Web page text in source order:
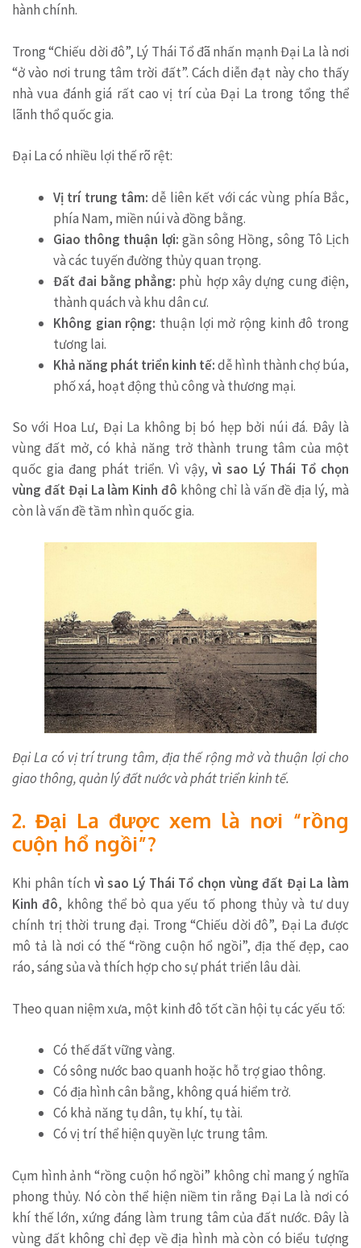
hành chính.
Trong “Chiếu dời đô”, Lý Thái Tổ đã nhấn mạnh Đại La là nơi
“ở vào nơi trung tâm trời đất”. Cách diễn đạt này cho thấy
nhà vua đánh giá rất cao vị trí của Đại La trong tổng thể
lãnh thổ quốc gia.
Đại La có nhiều lợi thế rõ rệt:
Vị trí trung tâm: dễ liên kết với các vùng phía Bắc,
phía Nam, miền núi và đồng bằng.
Giao thông thuận lợi: gần sông Hồng, sông Tô Lịch
và các tuyến đường thủy quan trọng.
Đất đai bằng phẳng: phù hợp xây dựng cung điện,
thành quách và khu dân cư.
Không gian rộng: thuận lợi mở rộng kinh đô trong
tương lai.
Khả năng phát triển kinh tế:dễ hình thành chợ búa,
phố xá, hoạt động thủ công và thương mại.
So với Hoa Lư, Đại La không bị bó hẹp bởi núi đá. Đây là
vùng đất mở, có khả năng trở thành trung tâm của một
quốc gia đang phát triển. Vì vậy,vì sao Lý Thái Tổ chọn
vùng đất Đại La làm Kinh đô không chỉ là vấn đề địa lý, mà
còn là vấn đề tầm nhìn quốc gia.
Đại La có vị trí trung tâm, địa thế rộng mở và thuận lợi cho
giao thông, quản lý đất nước và phát triển kinh tế.
2. Đại La được xem là nơi “rồng
cuộn hổ ngồi”?
Khi phân tích vì sao Lý Thái Tổ chọn vùng đất Đại La làm
Kinh đô, không thể bỏ qua yếu tố phong thủy và tư duy
chính trị thời trung đại. Trong “Chiếu dời đô”, Đại La được
mô tả là nơi có thế “rồng cuộn hổ ngồi”, địa thế đẹp, cao
ráo, sáng sủa và thích hợp cho sự phát triển lâu dài.
Theo quan niệm xưa, một kinh đô tốt cần hội tụ các yếu tố:
Có thế đất vững vàng.
Có sông nước bao quanh hoặc hỗ trợ giao thông.
Có địa hình cân bằng, không quá hiểm trở.
Có khả năng tụ dân, tụ khí, tụ tài.
Có vị trí thể hiện quyền lực trung tâm.
Cụm hình ảnh “rồng cuộn hổ ngồi” không chỉ mang ý nghĩa
phong thủy. Nó còn thể hiện niềm tin rằng Đại La là nơi có
khí thế lớn, xứng đáng làm trung tâm của đất nước. Đây là
vùng đất không chỉ đẹp về địa hình mà còn có biểu tượng